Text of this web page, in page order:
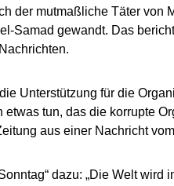
der mutmaßliche Täter von
Samad gewandt. Das
Unterstützung für die
tun, das die korrupte
aus einer Nachricht
dazu: „Die Welt wird